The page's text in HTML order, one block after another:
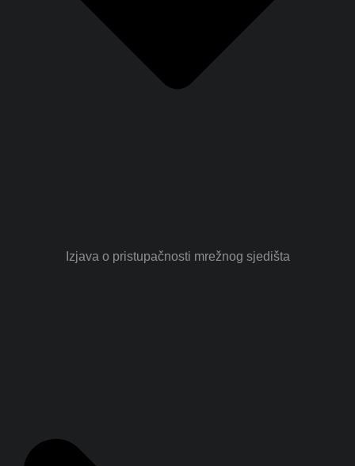
Izjava o pristupačnosti mrežnog sjedišta